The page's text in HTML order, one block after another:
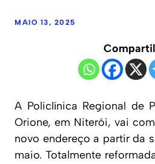
MAIO 13, 2025
A Policlínica Regional de
Orione, em Niterói, vai
novo endereço a partir da
maio. Totalmente